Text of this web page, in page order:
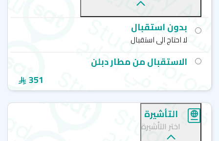
بدون استقبال
لا احتاج الى استقبال
الاستقبال من مطار دبلن
351
التأشيرة
اختر التأشيرة